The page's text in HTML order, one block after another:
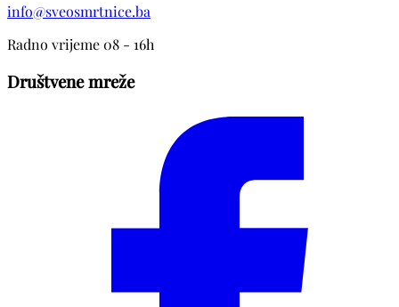
info@sveosmrtnice.ba
Radno vrijeme 08 - 16h
Društvene mreže